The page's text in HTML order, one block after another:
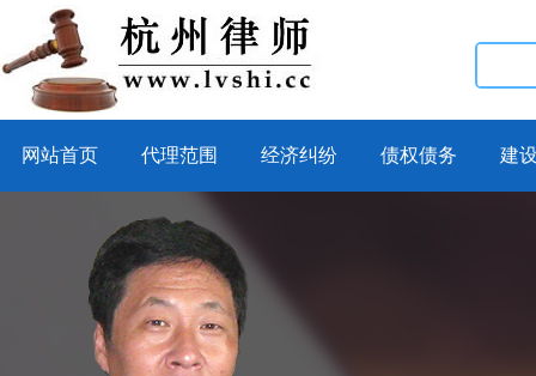
{LB_c4eab8c93120514196d2b06282728ff5900b5afd}
网站首页 代理范围 经济纠纷 债权债务 建